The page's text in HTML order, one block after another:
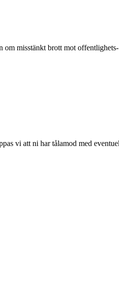
om misstänkt brott mot
vi att ni har tålamod med